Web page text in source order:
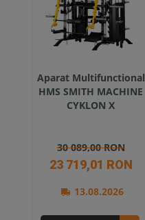
Aparat Multifunctional
HMS SMITH MACHINE
CYKLON X
30 089,00 RON
23 719,01 RON
13.08.2026